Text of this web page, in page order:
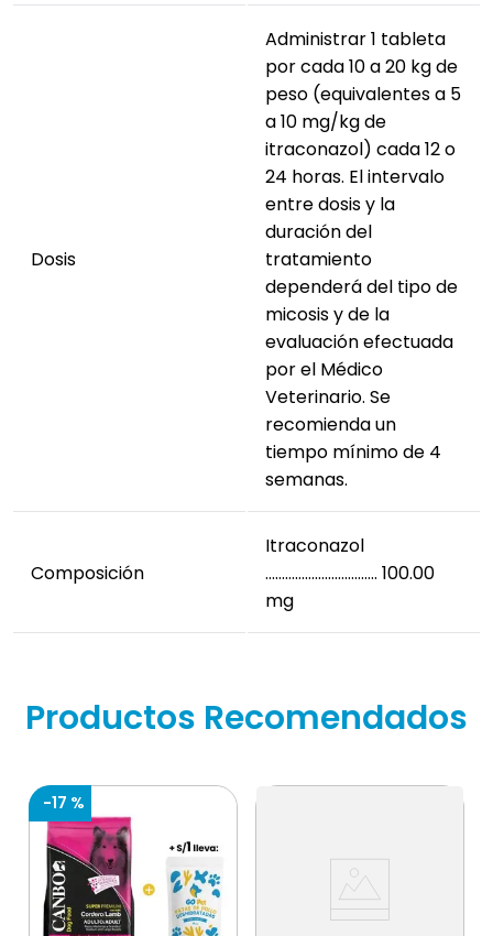
Dosis
Administrar 1 tableta
por cada 10 a 20 kg de
peso (equivalentes a 5
a 10 mg/kg de
itraconazol) cada 12 o
24 horas. El intervalo
entre dosis y la
duración del
tratamiento
dependerá del tipo de
micosis y de la
evaluación efectuada
por el Médico
Veterinario. Se
recomienda un
tiempo mínimo de 4
semanas.
Composición
Itraconazol
……………………………. 100.00
mg
Productos Recomendados
-17 %